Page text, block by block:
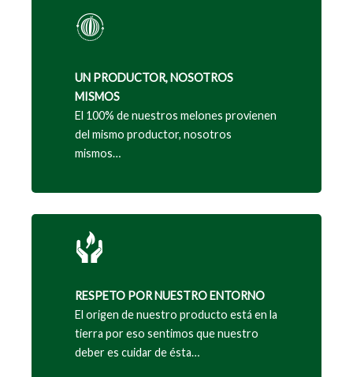
UN PRODUCTOR, NOSOTROS
MISMOS
El 100% de nuestros melones provienen
del mismo productor, nosotros
mismos…
RESPETO POR NUESTRO ENTORNO
El origen de nuestro producto está en la
tierra por eso sentimos que nuestro
deber es cuidar de ésta…